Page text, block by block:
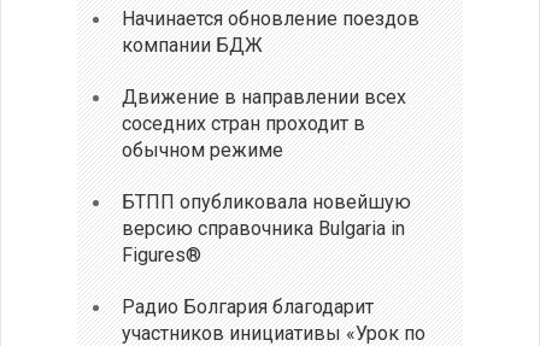
Начинается обновление поездов
компании БДЖ
Движение в направлении всех
соседних стран проходит в
обычном режиме
БТПП опубликовала новейшую
версию справочника Bulgaria in
Figures®
Радио Болгария благодарит
участников инициативы «Урок по